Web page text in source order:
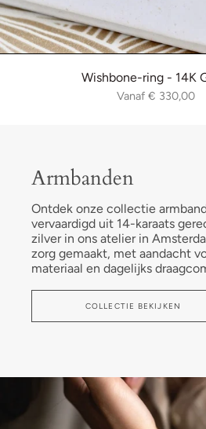
Wishbone-ring - 14K
Vanaf € 330,00
Armbanden
Ontdek onze collectie
vervaardigd uit 14-karaats
zilver in ons atelier in
zorg gemaakt, met aandacht
materiaal en dagelijks
COLLECTIE BEKIJKEN